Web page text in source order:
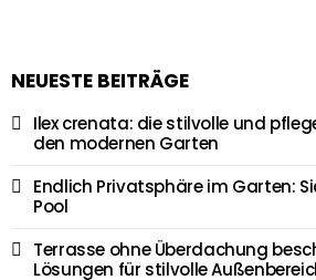
NEUESTE BEITRÄGE
Ilex crenata: die stilvolle und
den modernen Garten
Endlich Privatsphäre im Garten:
Pool
Terrasse ohne Überdachung
Lösungen für stilvolle